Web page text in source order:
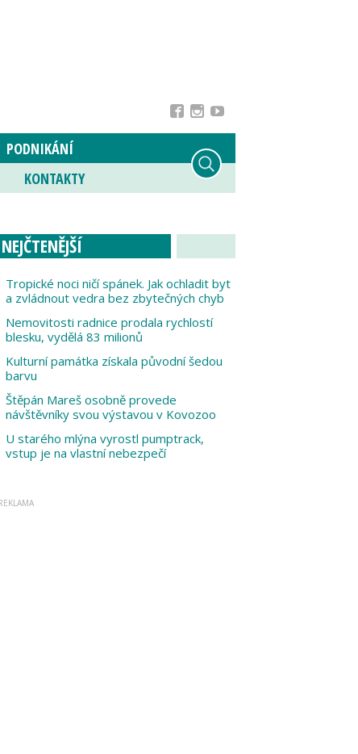
PODNIKÁNÍ
KONTAKTY
NEJČTENĚJŠÍ
Tropické noci ničí spánek. Jak ochladit byt
a zvládnout vedra bez zbytečných chyb
Nemovitosti radnice prodala rychlostí
blesku, vydělá 83 milionů
Kulturní památka získala původní šedou
barvu
Štěpán Mareš osobně provede
návštěvníky svou výstavou v Kovozoo
U starého mlýna vyrostl pumptrack,
vstup je na vlastní nebezpečí